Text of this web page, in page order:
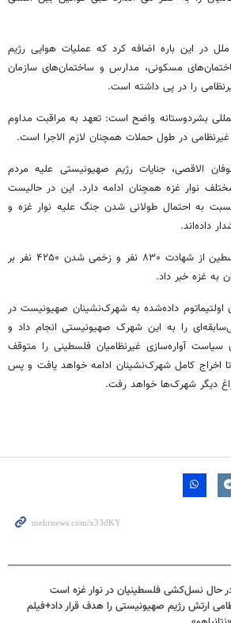
در این باره اضافه کرد که عملیات هوایی رژیم
مسکونی، مدارس و ساختمان‌های سازمان
را در پی داشته است.
بشردوستانه واضح است: تعهد به مراقبت مداوم
در طول حملات همچنان لازم الاجرا است.
الاقصی، جنایات رژیم صهیونیستی علیه مردم
نوار غزه همچنان ادامه دارد. این در حالیست
به احتمال طولانی شدن جنگ علیه نوار غزه و
داده‌اند.
همزمان وزارت بهداشت فلسطین از شهادت ۸۳۰ نفر و زخمی شدن ۴۲۵۰ نفر بر
به غزه خبر داد.
اولتیماتوم داده‌شده به شهرک‌نشینان صهیونیست در
را به این شهرک صهیونیستی انجام داد و
سیاست آواره‌سازی غیرنظامیان فلسطینی را متوقف
اخراج کامل شهرک‌نشینان ادامه خواهد یافت و پس
دیگر شهرک‌ها خواهد رفت.
در حال نسل‌کشی فلسطینیان در نوار غزه است
ارتش رژیم صهیونیستی را هدف قرار داد+فیلم